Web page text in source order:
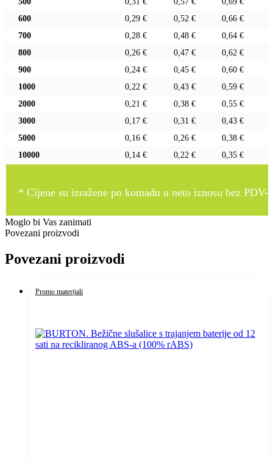
600
0,29 € 0,52 € 0,66 €
700
0,28 € 0,48 € 0,64 €
800
0,26 € 0,47 € 0,62 €
900
0,24 € 0,45 € 0,60 €
1000
0,22 € 0,43 € 0,59 €
2000
0,21 € 0,38 € 0,55 €
3000
0,17 € 0,31 € 0,43 €
5000
0,16 € 0,26 € 0,38 €
10000
0,14 € 0,22 € 0,35 €
* Cijene su izražene po komadu u neto iznosu bez PDV-
Moglo bi Vas zanimati
Povezani proizvodi
Povezani proizvodi
Promo materijali